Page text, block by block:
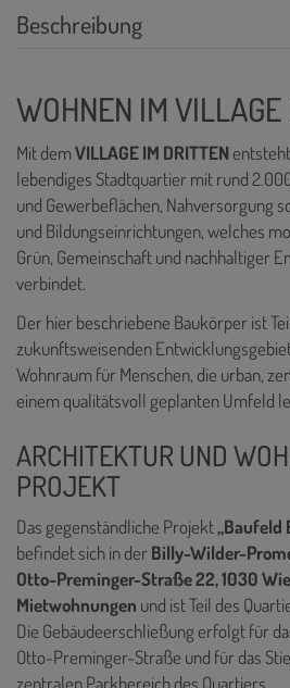
Beschreibung
WOHNEN IM
Mit demVILLAGE IM DRITTEN
lebendiges Stadtquartier mit rund
und Gewerbeflächen, Nahversorgung
und Bildungseinrichtungen, welches
Grün, Gemeinschaft und nachhaltiger
verbindet.
Der hier beschriebene Baukörper ist
zukunftsweisenden
Wohnraum für Menschen, die urban,
einem qualitätsvoll geplanten Umfeld
ARCHITEKTUR UND
PROJEKT
Das gegenständliche Projekt„Baufeld
befindet sich in derBilly-Wilder-
Otto-Preminger-Straße 22, 1030
Mietwohnungen und ist Teil des
Die Gebäudeerschließung erfolgt für
Otto-Preminger-Straße und für das
zentralen Parkbereich des Quartiers.